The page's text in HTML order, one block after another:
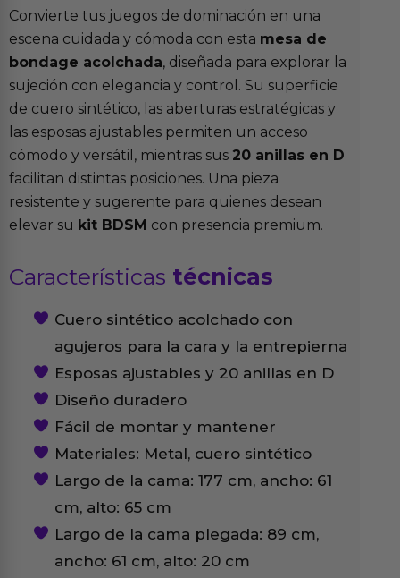
Convierte tus juegos de dominación en una
escena cuidada y cómoda con esta mesa de
bondage acolchada, diseñada para explorar la
sujeción con elegancia y control. Su superficie
de cuero sintético, las aberturas estratégicas y
las esposas ajustables permiten un acceso
cómodo y versátil, mientras sus 20 anillas en D
facilitan distintas posiciones. Una pieza
resistente y sugerente para quienes desean
elevar su kit BDSM con presencia premium.
Características técnicas
Cuero sintético acolchado con
agujeros para la cara y la entrepierna
Esposas ajustables y 20 anillas en D
Diseño duradero
Fácil de montar y mantener
Materiales: Metal, cuero sintético
Largo de la cama: 177 cm, ancho: 61
cm, alto: 65 cm
Largo de la cama plegada: 89 cm,
ancho: 61 cm, alto: 20 cm